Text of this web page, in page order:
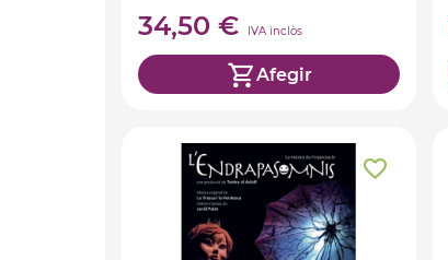
34,50 € IVA inclòs
Afegir